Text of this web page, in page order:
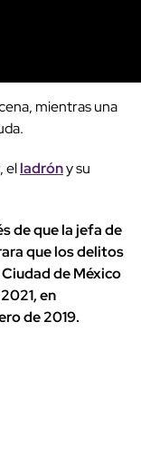
mientras una
elladróny su
de que la jefa de
que los delitos
de México
en
de 2019.